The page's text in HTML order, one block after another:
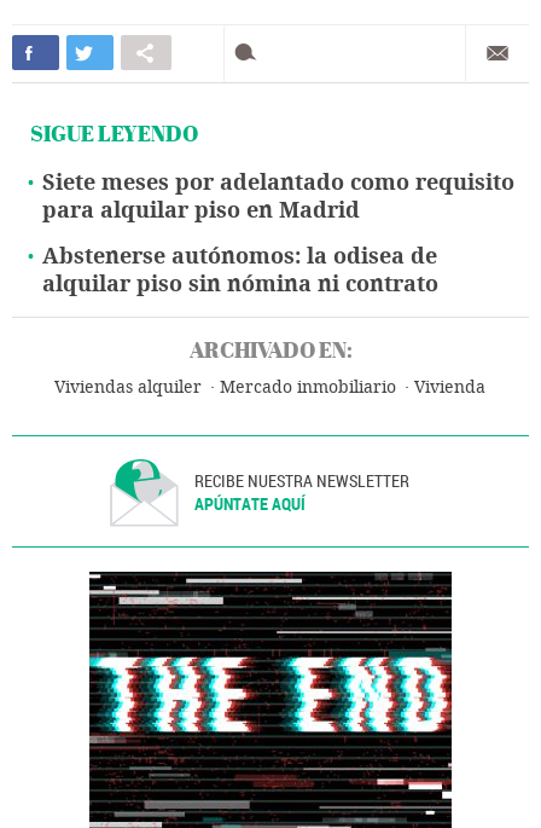
SIGUE LEYENDO
Siete meses por adelantado como requisito
para alquilar piso en Madrid
Abstenerse autónomos: la odisea de
alquilar piso sin nómina ni contrato
ARCHIVADO EN:
Viviendas alquiler Mercado inmobiliario Vivienda
RECIBE NUESTRA NEWSLETTER
APÚNTATE AQUÍ